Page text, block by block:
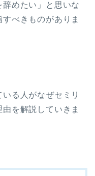
めたい」と思いな
べきものがありま
る人がなぜセミリ
を解説していきま